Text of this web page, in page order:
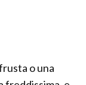
o una